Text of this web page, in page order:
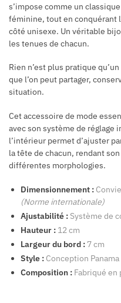
s’impose comme un
féminine, tout en conquérant
côté unisexe. Un véritable
les tenues de chacun.
Rien n’est plus pratique
que l’on peut partager,
situation.
Cet accessoire de mode
avec son système de réglage
l’intérieur permet d’ajuster
la tête de chacun, rendant
différentes morphologies.
Dimensionnement :
(Norme internationale)
Ajustabilité : Système de
Hauteur : 12 cm
Largeur du bord : 7 cm
Style : Conception Panama
Composition : Fabriqué